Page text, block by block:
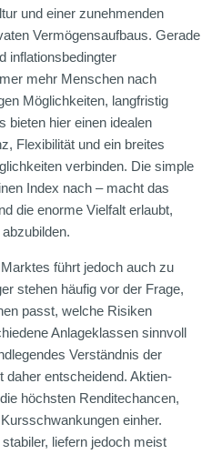
und einer zunehmenden
Vermögensaufbaus. Gerade
inflationsbedingter
mehr Menschen nach
Möglichkeiten, langfristig
bieten hier einen idealen
Flexibilität und ein breites
verbinden. Die simple
Index nach – macht das
die enorme Vielfalt erlaubt,
führt jedoch auch zu
stehen häufig vor der Frage,
passt, welche Risiken
Anlageklassen sinnvoll
Verständnis der
daher entscheidend. Aktien-
höchsten Renditechancen,
einher.
liefern jedoch meist